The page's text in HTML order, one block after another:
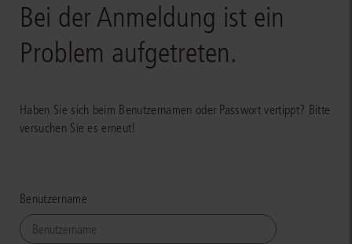
Bei der Anmeldung ist ein
Problem aufgetreten.
Haben Sie sich beim Benutzernamen oder Passwort vertippt? Bitte
versuchen Sie es erneut!
Benutzername